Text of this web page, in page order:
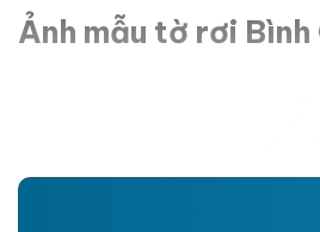
Ảnh mẫu tờ rơi